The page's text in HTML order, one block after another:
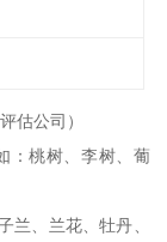
估公司）
：桃树、李树、葡
兰、兰花、牡丹、